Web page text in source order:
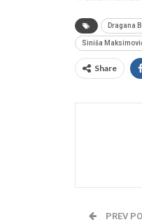
Dragana
Siniša
Share
PREV